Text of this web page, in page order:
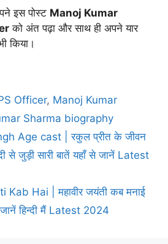
इस पोस्ट Manoj Kumar
को अंत पढ़ा और साथ ही अपने यार
किया।
Officer, Manoj Kumar
Sharma biography
Age cast | रकुल प्रीत के जीवन
से जुड़ी सारी बातें यहाँ से जानें Latest
Hai | महावीर जयंती कब मनाई
हिन्दी मैं Latest 2024